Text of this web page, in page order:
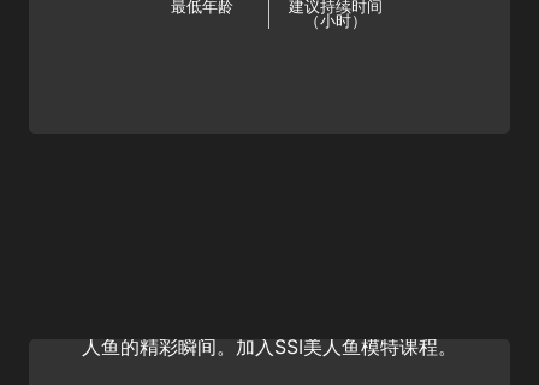
最低年龄
建议持续时间
（小时）
人鱼的精彩瞬间。加入SSI美人鱼模特课程。